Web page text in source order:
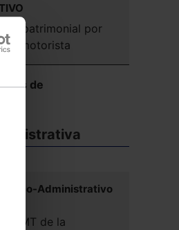
patrimonial por
de motorista
de
Administrativo
el IMT de la